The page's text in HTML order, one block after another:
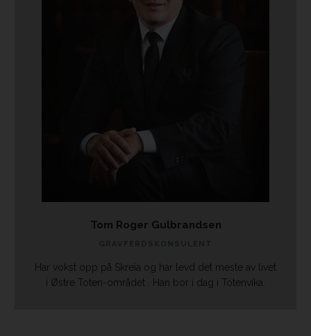
Tom Roger Gulbrandsen
​Har vokst opp på Skreia og har levd det meste av livet
i Østre Toten-området . Han bor i dag i Totenvika.